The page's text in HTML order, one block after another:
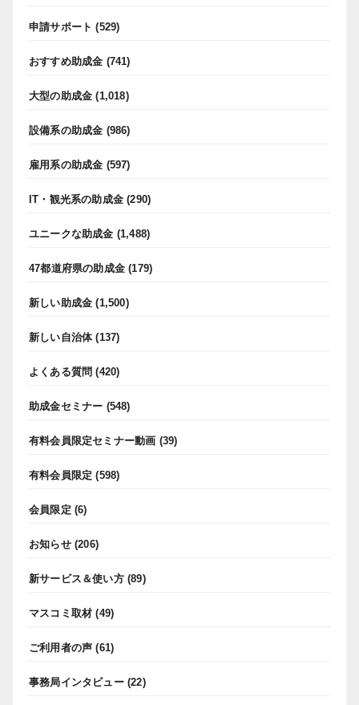
申請サポート (529)
おすすめ助成金 (741)
大型の助成金 (1,018)
設備系の助成金 (986)
雇用系の助成金 (597)
IT・観光系の助成金 (290)
ユニークな助成金 (1,488)
47都道府県の助成金 (179)
新しい助成金 (1,500)
新しい自治体(137)
よくある質問 (420)
助成金セミナー (548)
有料会員限定セミナー動画 (39)
有料会員限定 (598)
会員限定 (6)
お知らせ(206)
新サービス＆使い方(89)
マスコミ取材 (49)
ご利用者の声 (61)
事務局インタビュー(22)